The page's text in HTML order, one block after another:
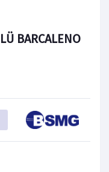
BARCALENO